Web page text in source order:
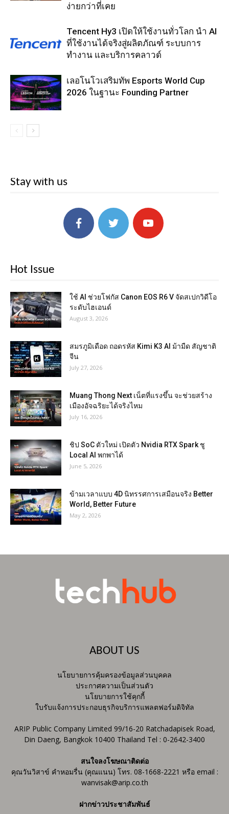
ง่ายกว่าที่เคย
Tencent Hy3 เปิดให้ใช้งานทั่วโลก นำ AI
ที่ใช้งานได้จริงสู่ผลิตภัณฑ์ ระบบการ
ทำงาน และบริการคลาวด์
เลอโนโวเสริมทัพ Esports World Cup
2026 ในฐานะ Founding Partner
Stay with us
Hot Issue
ใช้ AI ช่วยโฟกัส Canon EOS R6 V จัดสเปกวิดีโอ
ระดับไฮเอนด์
August 3, 2026
สมรภูมิเดือด ถอดรหัส Kimi K3 AI ม้ามืด สัญชาติ
จีน
July 27, 2026
Muang Thong Next เน็ตที่แรงขึ้น จะช่วยสร้าง
เมืองอัจฉริยะได้จริงไหม
July 16, 2026
ชิป SoC ตัวใหม่ เปิดตัว Nvidia RTX Spark ชู
Local AI พกพาได้
June 5, 2026
ข้ามเวลาแบบ 4D นิทรรศการเสมือนจริง Better
World, Better Future
May 2, 2026
ABOUT US
นโยบายการคุ้มครองข้อมูลส่วนบุคคล
ประกาศความเป็นส่วนตัว
นโยบายการใช้คุกกี้
ใบรับแจ้งการประกอบธุรกิจบริการแพลตฟอร์มดิจิทัล
ARIP Public Company Limited 99/16-20 Ratchadapisek Road,
Din Daeng, Bangkok 10400 Thailand Tel : 0-2642-3400
สนใจลงโฆษณาติดต่อ
คุณวันวิสาข์ คำหอมรื่น (คุณแนน) โทร. 08-1668-2221 หรือ email :
wanvisak@arip.co.th
ฝากข่าวประชาสัมพันธ์